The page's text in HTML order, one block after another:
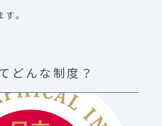
。
どんな制度？